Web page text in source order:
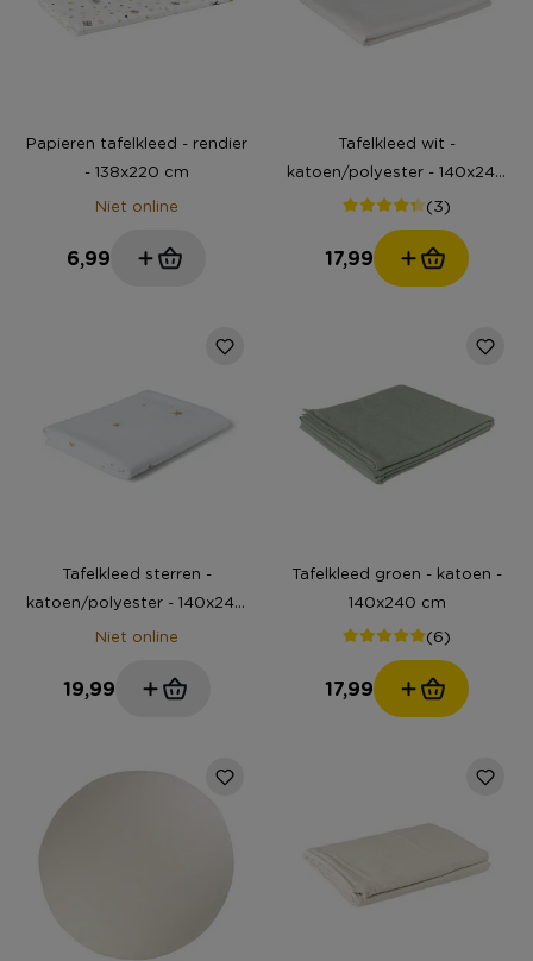
Papieren tafelkleed - rendier
- 138x220 cm
Niet online
6,99
Tafelkleed wit -
katoen/polyester - 140x240
cm
(3)
17,99
Tafelkleed sterren -
katoen/polyester - 140x240
cm
Niet online
19,99
Tafelkleed groen - katoen -
140x240 cm
(6)
17,99